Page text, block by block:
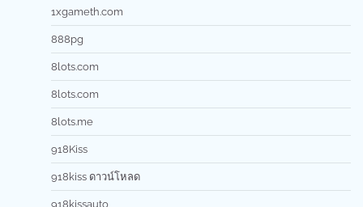
1xgameth.com
888pg
8lots.com
8lots.com
8lots.me
918Kiss
918kiss ดาวน์โหลด
918kissauto